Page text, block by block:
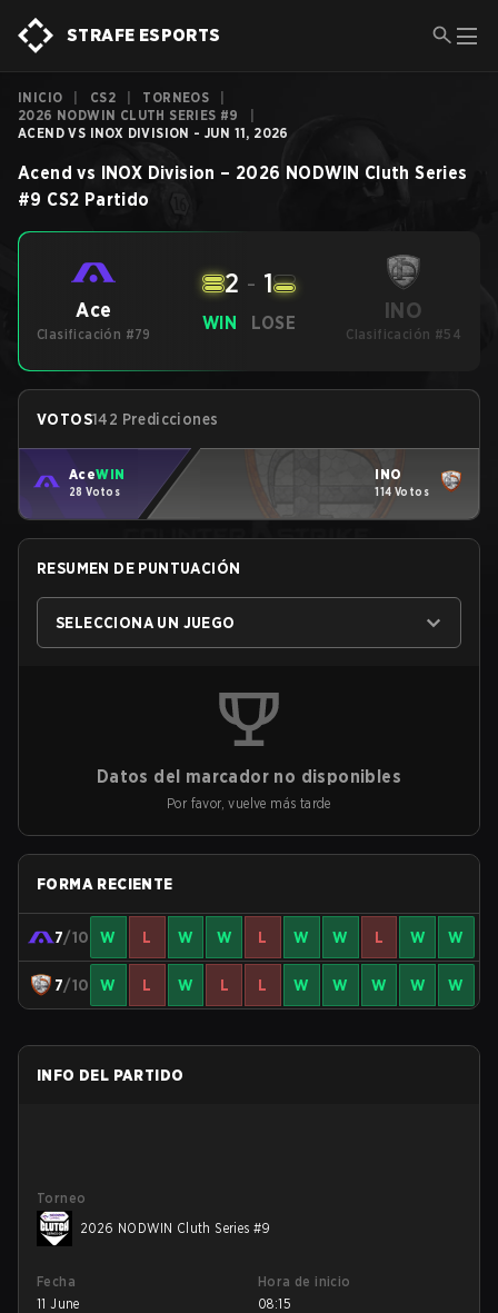
STRAFE ESPORTS
INICIO CS2 TORNEOS
2026 NODWIN CLUTH SERIES #9
ACEND VS INOX DIVISION - JUN 11, 2026
Acend vs INOX Division – 2026 NODWIN Cluth Series
#9 CS2 Partido
Ace
Clasificación #79
WIN
2 - 1
LOSE INO
Clasificación #54
VOTOS142 Predicciones
AceWIN
28 Votos
INO
114 Votos
RESUMEN DE PUNTUACIÓN
SELECCIONA UN JUEGO
Datos del marcador no disponibles
Por favor, vuelve más tarde
FORMA RECIENTE
7/10 W L W W L W W L W W
7/10 W L W L L W W W W W
INFO DEL PARTIDO
Torneo
2026 NODWIN Cluth Series #9
Fecha
11 June
Hora de inicio
08:15